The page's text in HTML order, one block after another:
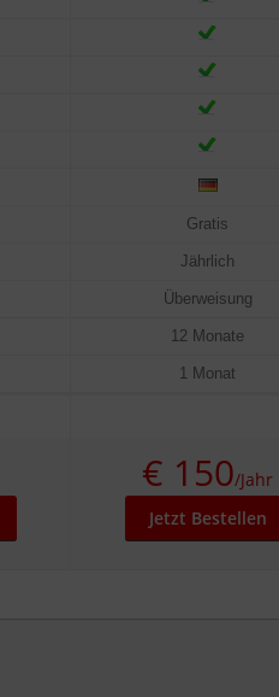
Gratis
Jährlich
Überweisung
12 Monate
1 Monat
€ 150/Jahr
Jetzt Bestellen